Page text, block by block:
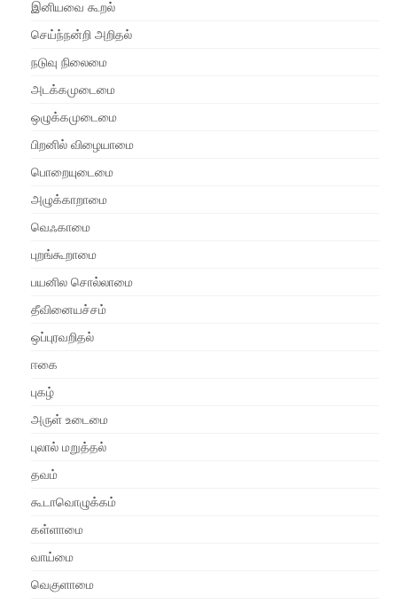
இனியவை கூறல்
செய்ந்நன்றி அறிதல்
நடுவு நிலைமை
அடக்கமுடைமை
ஒழுக்கமுடைமை
பிறனில் விழையாமை
பொறையுடைமை
அழுக்காறாமை
வெஃகாமை
புறங்கூறாமை
பயனில சொல்லாமை
தீவினையச்சம்
ஒப்புரவறிதல்
ஈகை
புகழ்
அருள் உடைமை
புலால் மறுத்தல்
தவம்
கூடாவொழுக்கம்
கள்ளாமை
வாய்மை
வெகுளாமை